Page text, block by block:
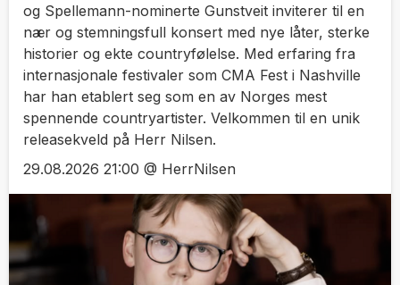
og Spellemann-nominerte Gunstveit inviterer til en
nær og stemningsfull konsert med nye låter, sterke
historier og ekte countryfølelse. Med erfaring fra
internasjonale festivaler som CMA Fest i Nashville
har han etablert seg som en av Norges mest
spennende countryartister. Velkommen til en unik
releasekveld på Herr Nilsen.
29.08.2026 21:00 @ HerrNilsen